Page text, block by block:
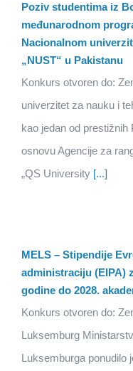
Poziv studentima iz
međunarodnom
Nacionalnom
„NUST“ u Pakistanu
Konkurs otvoren do:
univerzitet za nauku i
kao jedan od
osnovu Agencije za
„QS University [...]
MELS – Stipendije
administraciju (EIPA)
godine do 2028.
Konkurs otvoren do:
Luksemburg
Luksemburga ponudilo